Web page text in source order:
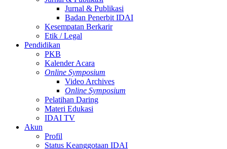
Jurnal & Publikasi
Badan Penerbit IDAI
Kesempatan Berkarir
Etik / Legal
Pendidikan
PKB
Kalender Acara
Online Symposium
Video Archives
Online Symposium
Pelatihan Daring
Materi Edukasi
IDAI TV
Akun
Profil
Status Keanggotaan IDAI